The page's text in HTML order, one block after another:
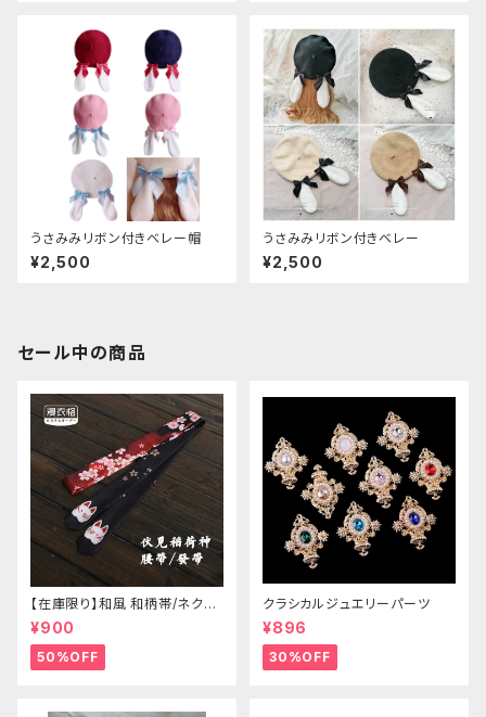
うさみみリボン付きベレー帽
¥2,500
うさみみリボン付きベレー
¥2,500
セール中の商品
【在庫限り】和風 和柄帯/ネクタ
イ/リボン（狐面/金魚
¥900
50%OFF
クラシカルジュエリーパーツ
¥896
30%OFF